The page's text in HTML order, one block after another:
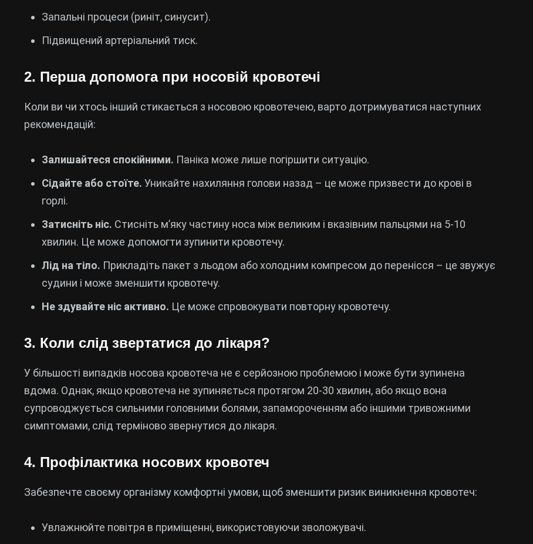
Запальні процеси (риніт, синусит).
Підвищений артеріальний тиск.
2. Перша допомога при носовій кровотечі
Коли ви чи хтось інший стикається з носовою кровотечею, варто дотримуватися наступних
рекомендацій:
Залишайтеся спокійними. Паніка може лише погіршити ситуацію.
Сідайте або стоїте. Уникайте нахиляння голови назад – це може призвести до крові в
горлі.
Затисніть ніс. Стисніть м’яку частину носа між великим і вказівним пальцями на 5-10
хвилин. Це може допомогти зупинити кровотечу.
Лід на тіло. Прикладіть пакет з льодом або холодним компресом до перенісся – це звужує
судини і може зменшити кровотечу.
Не здувайте ніс активно. Це може спровокувати повторну кровотечу.
3. Коли слід звертатися до лікаря?
У більшості випадків носова кровотеча не є серйозною проблемою і може бути зупинена
вдома. Однак, якщо кровотеча не зупиняється протягом 20-30 хвилин, або якщо вона
супроводжується сильними головними болями, запамороченням або іншими тривожними
симптомами, слід терміново звернутися до лікаря.
4. Профілактика носових кровотеч
Забезпечте своєму організму комфортні умови, щоб зменшити ризик виникнення кровотеч:
Увлажнюйте повітря в приміщенні, використовуючи зволожувачі.